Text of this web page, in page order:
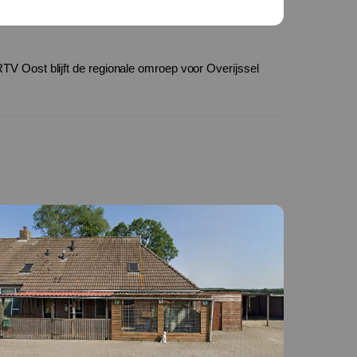
Oost blijft de regionale omroep voor Overijssel